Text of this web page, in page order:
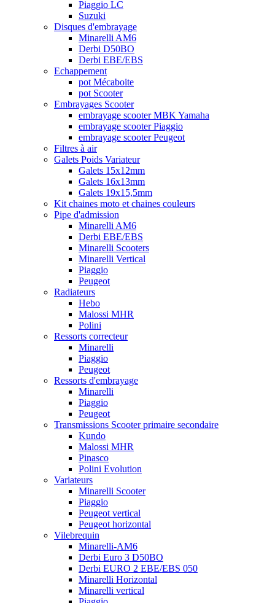
Piaggio LC
Suzuki
Disques d'embrayage
Minarelli AM6
Derbi D50BO
Derbi EBE/EBS
Echappement
pot Mécaboite
pot Scooter
Embrayages Scooter
embrayage scooter MBK Yamaha
embrayage scooter Piaggio
embrayage scooter Peugeot
Filtres à air
Galets Poids Variateur
Galets 15x12mm
Galets 16x13mm
Galets 19x15,5mm
Kit chaines moto et chaines couleurs
Pipe d'admission
Minarelli AM6
Derbi EBE/EBS
Minarelli Scooters
Minarelli Vertical
Piaggio
Peugeot
Radiateurs
Hebo
Malossi MHR
Polini
Ressorts correcteur
Minarelli
Piaggio
Peugeot
Ressorts d'embrayage
Minarelli
Piaggio
Peugeot
Transmissions Scooter primaire secondaire
Kundo
Malossi MHR
Pinasco
Polini Evolution
Variateurs
Minarelli Scooter
Piaggio
Peugeot vertical
Peugeot horizontal
Vilebrequin
Minarelli-AM6
Derbi Euro 3 D50BO
Derbi EURO 2 EBE/EBS 050
Minarelli Horizontal
Minarelli vertical